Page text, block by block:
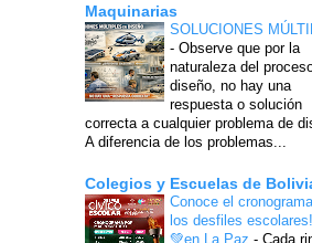
Maquinarias
SOLUCIONES
- Observe que por la
naturaleza del
diseño, no hay una
respuesta o solución
correcta a cualquier problema de
A diferencia de los problemas...
Colegios y Escuelas de
Conoce el
los desfiles
💚en La Paz - Cada